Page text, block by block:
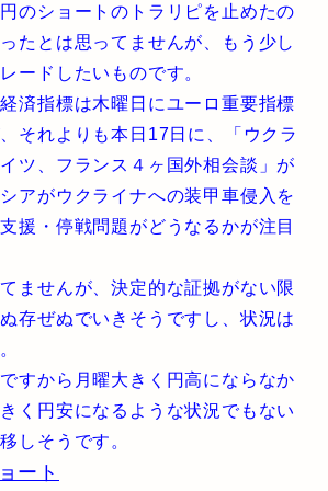
のショートのトラリピを止めたの
たとは思ってませんが、もう少し
ードしたいものです。
済指標は木曜日にユーロ重要指標
それよりも本日17日に、「ウクラ
ツ、フランス４ヶ国外相会談」が
アがウクライナへの装甲車侵入を
援・停戦問題がどうなるかが注目
ませんが、決定的な証拠がない限
存ぜぬでいきそうですし、状況は
すから月曜大きく円高にならなか
く円安になるような状況でもない
しそうです。
ート